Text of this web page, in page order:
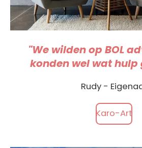
"We wilden op BOL
konden wel wat hulp
Rudy -
Karo-Art